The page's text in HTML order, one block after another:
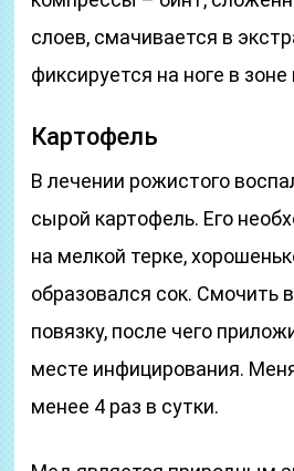
слоев, смачивается в
фиксируется на ноге в
Картофель
В лечении рожистого
сырой картофель. Его
на мелкой терке,
образовался сок. Смочить
повязку, после чего
месте инфицирования.
менее 4 раз в сутки.